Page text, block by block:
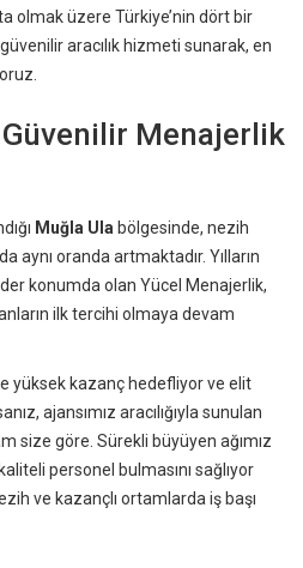
olmak üzere Türkiye’nin dört bir
aracılık hizmeti sunarak, en
Menajerlik
Muğla Ula bölgesinde, nezih
aynı oranda artmaktadır. Yılların
konumda olan Yücel Menajerlik,
ilk tercihi olmaya devam
yüksek kazanç hedefliyor ve elit
ajansımız aracılığıyla sunulan
size göre. Sürekli büyüyen ağımız
personel bulmasını sağlıyor
ve kazançlı ortamlarda iş başı